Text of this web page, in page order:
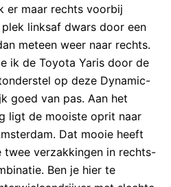
er maar rechts voorbij
linksaf dwars door een
meteen weer naar rechts.
ik de Toyota Yaris door de
op deze Dynamic-
goed van pas. Aan het
ligt de mooiste oprit naar
Dat mooie heeft
verzakkingen in rechts-
Ben je hier te